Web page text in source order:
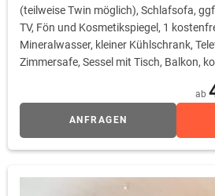
(teilweise Twin möglich), Schlafsofa,
TV, Fön und Kosmetikspiegel, 1
Mineralwasser, kleiner Kühlschrank,
Zimmersafe, Sessel mit Tisch, Balkon,
ab
ANFRAGEN